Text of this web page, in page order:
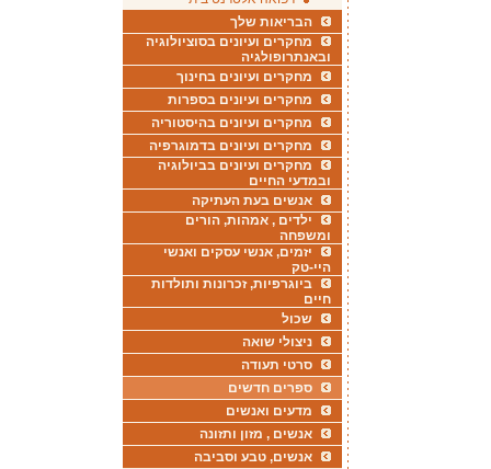
הבריאות שלך
מחקרים ועיונים בסוציולוגיה
ובאנתרופולגיה
מחקרים ועיונים בחינוך
מחקרים ועיונים בספרות
מחקרים ועיונים בהיסטוריה
מחקרים ועיונים בדמוגרפיה
מחקרים ועיונים בביולוגיה
ובמדעי החיים
אנשים בעת העתיקה
ילדים , אמהות, הורים
ומשפחה
יזמים, אנשי עסקים ואנשי
היי-טק
ביוגרפיות, זכרונות ותולדות
חיים
שכול
ניצולי שואה
סרטי תעודה
ספרים חדשים
מדעים ואנשים
אנשים , מזון ותזונה
אנשים, טבע וסביבה